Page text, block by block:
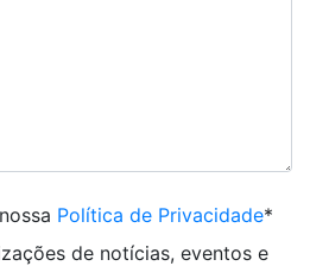
Política de Privacidade*
de notícias, eventos e